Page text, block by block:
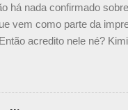
será o companheiro de
"Na verdade, nós
Piquet", admitiu Audetto.
brasileiros”, explicou,
tem nada contra o filho
há nada confirmado
vem como parte da
acredito nele né?
had an option in my
tell you that it’s not
pic.twitter.com/